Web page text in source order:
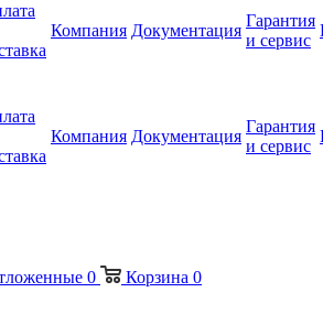
Компания Документация
Гарантия
и сервис
Компания Документация
Гарантия
и сервис
0 Корзина 0